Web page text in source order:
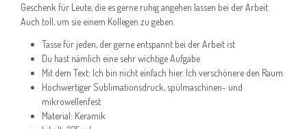
Geschenk für Leute, die es gerne ruhig angehen lassen bei der Arbeit.
Auch toll, um sie einem Kollegen zu geben.
Tasse für jeden, der gerne entspannt bei der Arbeit ist
Du hast nämlich eine sehr wichtige Aufgabe
Mit dem Text: Ich bin nicht einfach hier. Ich verschönere den Raum
Hochwertiger Sublimationsdruck, spülmaschinen- und
mikrowellenfest
Material: Keramik